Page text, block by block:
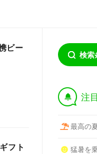
ビー
フト
検索
† 注
最高の
猛暑を